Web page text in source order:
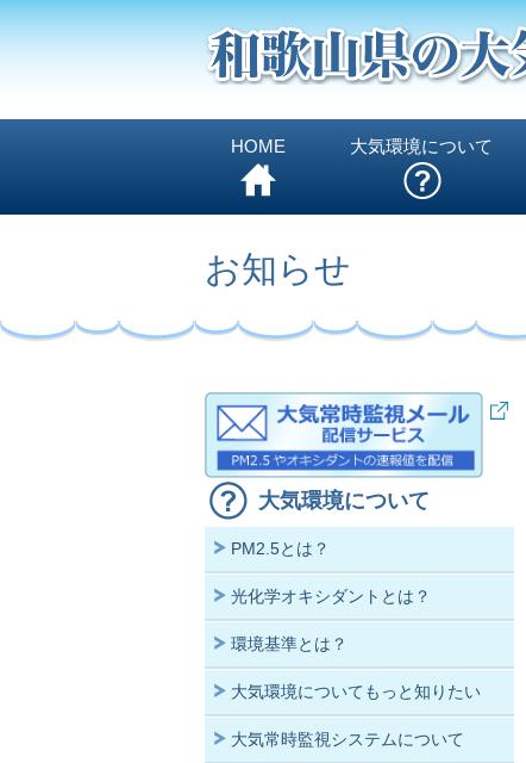
HOME 大気環境について
お知らせ
大気環境について
PM2.5とは？
光化学オキシダントとは？
環境基準とは？
大気環境についてもっと知りたい
大気常時監視システムについて